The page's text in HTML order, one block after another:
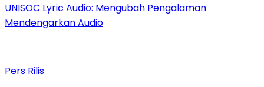
UNISOC Lyric Audio: Mengubah Pengalaman
Mendengarkan Audio
Pers Rilis